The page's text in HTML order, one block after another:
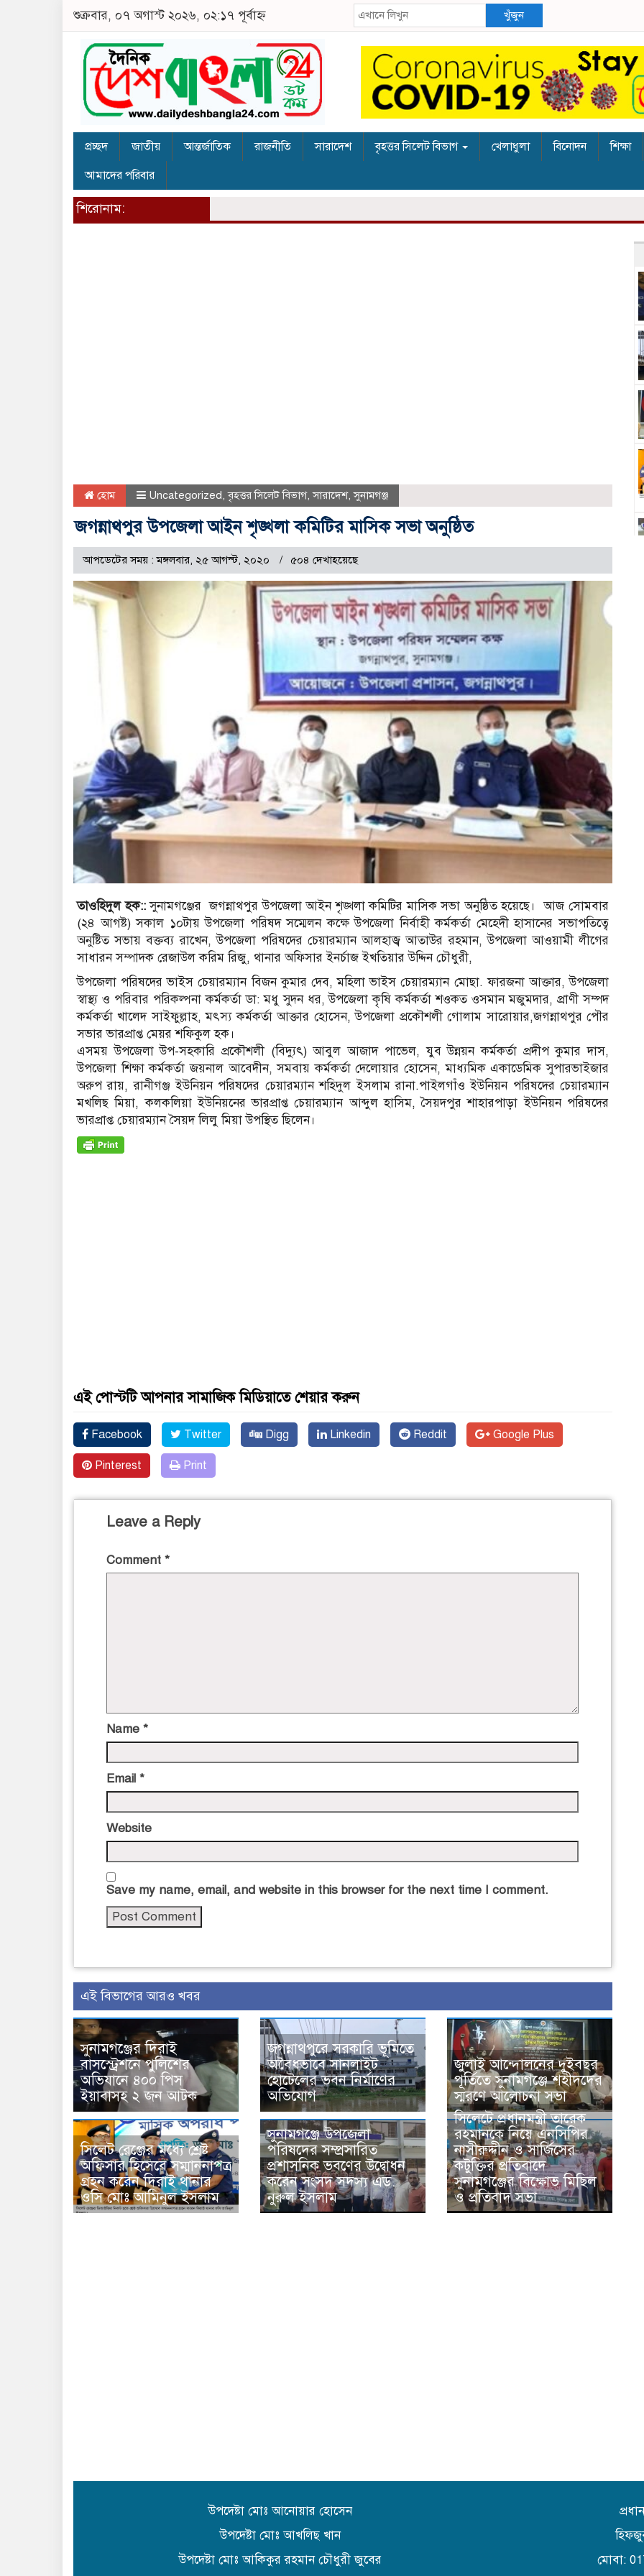
শুক্রবার, ০৭ অগাস্ট ২০২৬, ০২:১৭ পূর্বাহ্ন খুঁজুন
প্রচ্ছদ জাতীয় আন্তর্জাতিক রাজনীতি সারাদেশ বৃহত্তর সিলেট বিভাগ খেলাধুলা বিনোদন শিক্ষা
আমাদের পরিবার
শিরোনাম:
হোম Uncategorized,বৃহত্তর সিলেট বিভাগ,সারাদেশ,সুনামগঞ্জ
জগন্নাথপুর উপজেলা আইন শৃঙ্খলা কমিটির মাসিক সভা অনুষ্ঠিত
আপডেটের সময় : মঙ্গলবার, ২৫ আগস্ট, ২০২০ ৫০৪ দেখাহয়েছে
তাওহিদুল হক::সুনামগঞ্জের জগন্নাথপুর উপজেলা আইন শৃঙ্খলা কমিটির মাসিক সভা অনুষ্ঠিত হয়েছে। আজ সোমবার
(২৪ আগষ্ট) সকাল ১০টায় উপজেলা পরিষদ সম্মেলন কক্ষে উপজেলা নির্বাহী কর্মকর্তা মেহেদী হাসানের সভাপতিত্বে
অনুষ্টিত সভায় বক্তব্য রাখেন, উপজেলা পরিষদের চেয়ারম্যান আলহাজ্ব আতাউর রহমান, উপজেলা আওয়ামী লীগের
সাধারন সম্পাদক রেজাউল করিম রিজু, থানার অফিসার ইনর্চাজ ইখতিয়ার উদ্দিন চৌধুরী,
উপজেলা পরিষদের ভাইস চেয়ারম্যান বিজন কুমার দেব, মহিলা ভাইস চেয়ারম্যান মোছা. ফারজনা আক্তার, উপজেলা
স্বাস্থ্য ও পরিবার পরিকল্পনা কর্মকর্তা ডা: মধু সুদন ধর, উপজেলা কৃষি কর্মকর্তা শওকত ওসমান মজুমদার, প্রাণী সম্পদ
কর্মকর্তা খালেদ সাইফুল্লাহ, মৎস্য কর্মকর্তা আক্তার হোসেন, উপজেলা প্রকৌশলী গোলাম সারোয়ার,জগন্নাথপুর পৌর
সভার ভারপ্রাপ্ত মেয়র শফিকুল হক।
এসময় উপজেলা উপ-সহকারি প্রকৌশলী (বিদ্যুৎ) আবুল আজাদ পাভেল, যুব উন্নয়ন কর্মকর্তা প্রদীপ কুমার দাস,
উপজেলা শিক্ষা কর্মকর্তা জয়নাল আবেদীন, সমবায় কর্মকর্তা দেলোয়ার হোসেন, মাধ্যমিক একাডেমিক সুপারভাইজার
অরুপ রায়, রানীগঞ্জ ইউনিয়ন পরিষদের চেয়ারম্যান শহিদুল ইসলাম রানা.পাইলগাঁও ইউনিয়ন পরিষদের চেয়ারম্যান
মখলিছ মিয়া, কলকলিয়া ইউনিয়নের ভারপ্রাপ্ত চেয়ারম্যান আব্দুল হাসিম, সৈয়দপুর শাহারপাড়া ইউনিয়ন পরিষদের
ভারপ্রাপ্ত চেয়ারম্যান সৈয়দ লিলু মিয়া উপস্থিত ছিলেন।
এই পোস্টটি আপনার সামাজিক মিডিয়াতে শেয়ার করুন
Facebook Twitter Digg Linkedin Reddit Google Plus
Pinterest Print
Leave a Reply
Comment *
Name *
Email *
Website
Save my name, email, and website in this browser for the next time I comment.
এই বিভাগের আরও খবর
সুনামগঞ্জের দিরাই
বাসস্ট্রেশনে পুলিশের
অভিযানে ৪০০ পিস
ইয়াবাসহ ২ জন আটক
জগন্নাথপুরে সরকারি ভূমিতে
অবৈধভাবে সানলাইট
হোটেলের ভবন নির্মাণের
অভিযোগ
জুলাই আন্দোলনের দুইবছর
পূর্তিতে সুনামগঞ্জে শহীদদের
স্মরণে আলোচনা সভা
সিলেট রেঞ্জের মধ্যে শ্রেষ্ট
অফিসার হিসেবে সম্মাননাপত্র
গ্রহন করেন দিরাই থানার
ওসি মোঃ আমিনুল ইসলাম
সুনামগঞ্জে উপজেলা
পরিষদের সম্প্রসারিত
প্রশাসনিক ভবণের উদ্বোধন
করেন সংসদ সদস্য এড.
নুরুল ইসলাম
সিলেটে প্রধানমন্ত্রী তারেক
রহমানকে নিয়ে এনসিপির
নাসীরুদ্দীন ও সার্জিসের
কটুক্তির প্রতিবাদে
সুনামগঞ্জের বিক্ষোভ মিছিল
ও প্রতিবাদ সভা
উপদেষ্টা মোঃ আনোয়ার হোসেন
উপদেষ্টা মোঃ আখলিছ খান
উপদেষ্টা মোঃ আকিকুর রহমান চৌধুরী জুবের
মোবা: